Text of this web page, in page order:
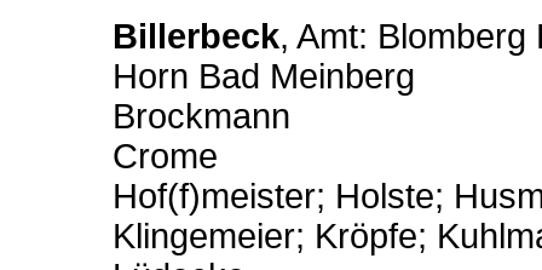
Billerbeck, Amt:
Horn Bad Meinberg
Brockmann
Crome
Hof(f)meister; Holste;
Klingemeier; Kröpfe;